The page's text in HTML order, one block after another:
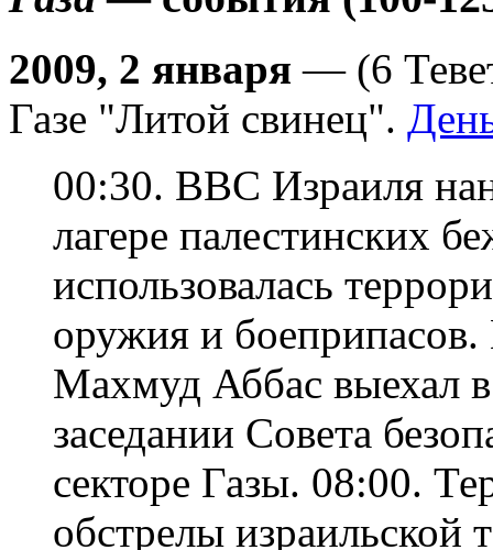
2009, 2 января — (6
Газе "Литой свинец".
00:30. ВВС Израиля
лагере палестинских
использовалась
оружия и
Махмуд Аббас выехал
заседании Совета
секторе Газы. 08:00.
обстрелы израильской